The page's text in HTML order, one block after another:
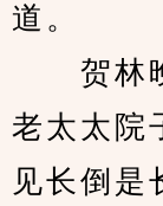
道。
贺林晚
老太太院
见长倒是